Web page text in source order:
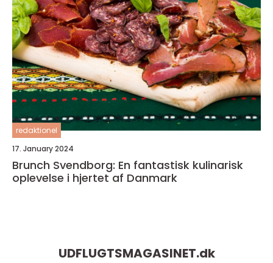
redaktionel
17. January 2024
Brunch Svendborg: En fantastisk kulinarisk
oplevelse i hjertet af Danmark
UDFLUGTSMAGASINET.dk